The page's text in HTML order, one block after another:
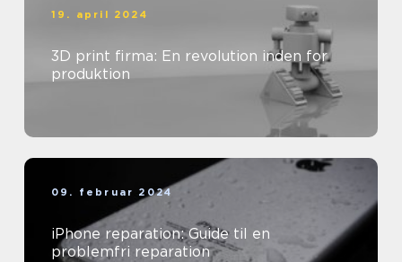
19. april 2024
3D print firma: En revolution inden for
produktion
09. februar 2024
iPhone reparation: Guide til en
problemfri reparation